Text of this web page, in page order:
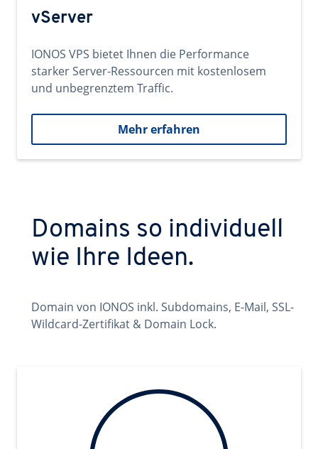
vServer
IONOS VPS bietet Ihnen die Performance
starker Server-Ressourcen mit kostenlosem
und unbegrenztem Traffic.
Mehr erfahren
Domains so individuell
wie Ihre Ideen.
Domain von IONOS inkl. Subdomains, E-Mail, SSL-
Wildcard-Zertifikat & Domain Lock.